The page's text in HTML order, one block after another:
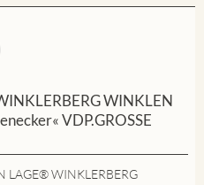
WINKLEN
VDP.GROSSE
LAGE® WINKLERBERG